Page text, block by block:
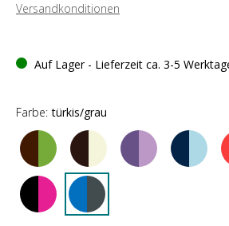
Versandkonditionen
Auf Lager - Lieferzeit ca. 3-5
Farbe: türkis/grau